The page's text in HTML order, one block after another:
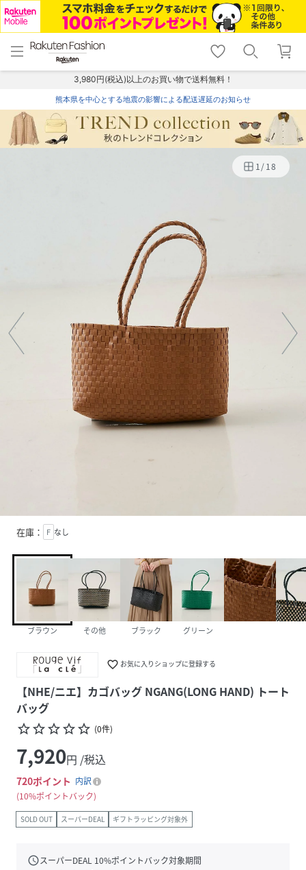
menu home
トップ
shopping_cart lock_outline
ログイン
3,980円(税込)以上のお買い物で送料無料！
熊本県を中心とする地震の影響による配送遅延のお知らせ
1/18
在庫： F なし
ブラウン その他 ブラック グリーン
favorite_border お気に入りショップに登録する
【NHE/ニエ】カゴバッグ NGANG(LONG HAND) トート
バッグ
star_borderstar_borderstar_borderstar_borderstar_border (0件)
7,920円 /税込
720ポイント 内訳
10%ポイントバック
SOLD OUT スーパーDEAL ギフトラッピング対象外
scheduleスーパーDEAL 10%ポイントバック対象期間